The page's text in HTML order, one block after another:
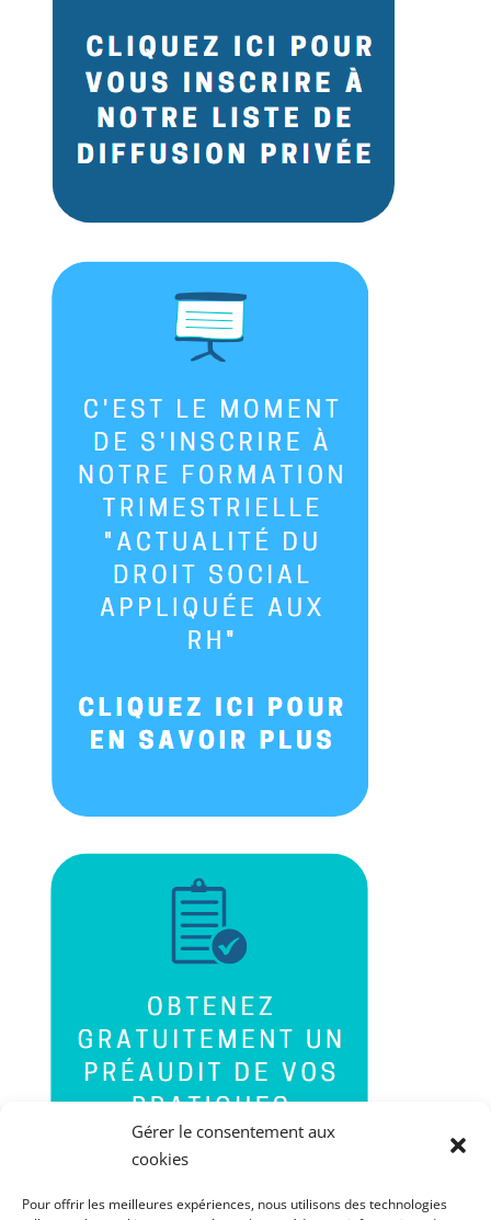
Gérer le consentement aux
cookies
Pour offrir les meilleures expériences, nous utilisons des technologies